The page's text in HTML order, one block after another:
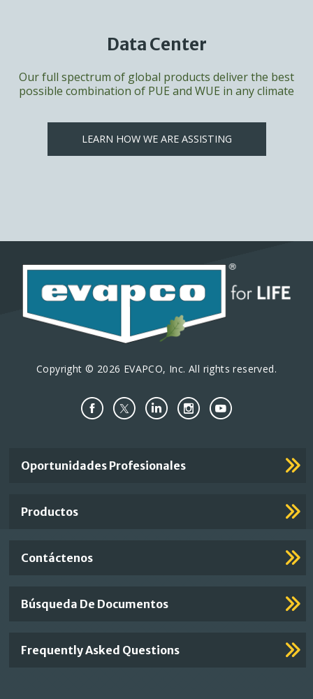
Data Center
Our full spectrum of global products deliver the best
possible combination of PUE and WUE in any climate
LEARN HOW WE ARE ASSISTING
Copyright © 2026 EVAPCO, Inc. All rights reserved.
Important
Footer
Oportunidades Profesionales
Productos
Contáctenos
Búsqueda De Documentos
Frequently Asked Questions